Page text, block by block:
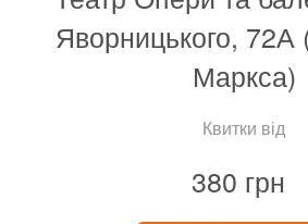
Яворницького, 72А
Маркса)
Квитки від
380 грн